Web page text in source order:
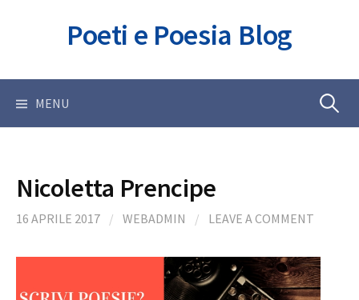
Poeti e Poesia Blog
MENU Ricerca
Nicoletta Prencipe
16 APRILE 2017 / WEBADMIN / LEAVE A COMMENT